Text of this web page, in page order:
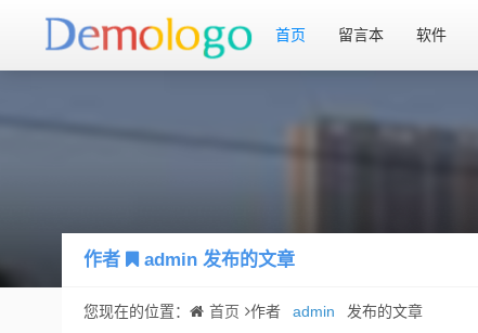
首页 留言本 软件
作者 admin 发布的文章
您现在的位置： 首页 作者 admin 发布的文章